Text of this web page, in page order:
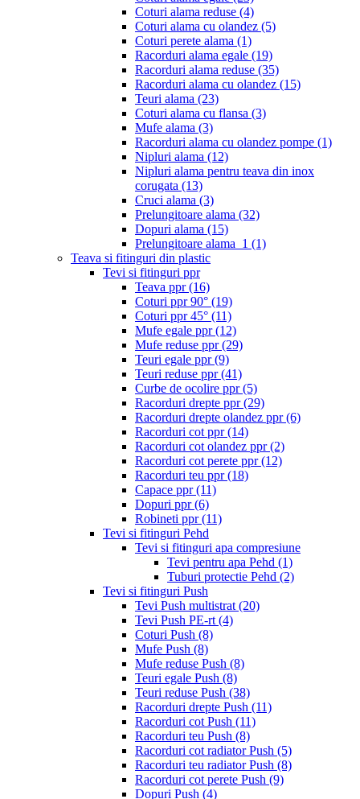
Coturi alama reduse (4)
Coturi alama cu olandez (5)
Coturi perete alama (1)
Racorduri alama egale (19)
Racorduri alama reduse (35)
Racorduri alama cu olandez (15)
Teuri alama (23)
Coturi alama cu flansa (3)
Mufe alama (3)
Racorduri alama cu olandez pompe (1)
Nipluri alama (12)
Nipluri alama pentru teava din inox
corugata (13)
Cruci alama (3)
Prelungitoare alama (32)
Dopuri alama (15)
Prelungitoare alama_1 (1)
Teava si fitinguri din plastic
Tevi si fitinguri ppr
Teava ppr(16)
Coturi ppr 90° (19)
Coturi ppr 45° (11)
Mufe egale ppr(12)
Mufe reduse ppr(29)
Teuri egale ppr(9)
Teuri reduse ppr(41)
Curbe de ocolire ppr(5)
Racorduri drepte ppr(29)
Racorduri drepte olandez ppr(6)
Racorduri cot ppr(14)
Racorduri cot olandez ppr(2)
Racorduri cot perete ppr(12)
Racorduri teu ppr(18)
Capace ppr(11)
Dopuri ppr(6)
Robineti ppr(11)
Tevi si fitinguri Pehd
Tevi si fitinguri apa compresiune
Tevi pentru apa Pehd (1)
Tuburi protectie Pehd (2)
Tevi si fitinguri Push
Tevi Push multistrat (20)
Tevi Push PE-rt (4)
Coturi Push (8)
Mufe Push (8)
Mufe reduse Push (8)
Teuri egale Push (8)
Teuri reduse Push (38)
Racorduri drepte Push (11)
Racorduri cot Push (11)
Racorduri teu Push (8)
Racorduri cot radiator Push (5)
Racorduri teu radiator Push (8)
Racorduri cot perete Push (9)
Dopuri Push (4)